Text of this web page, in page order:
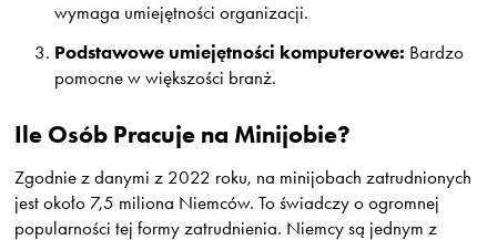
wymaga umiejętności organizacji.
Podstawowe umiejętności komputerowe: Bardzo
pomocne w większości branż.
Ile Osób Pracuje na Minijobie?
Zgodnie z danymi z 2022 roku, na minijobach zatrudnionych
jest około 7,5 miliona Niemców. To świadczy o ogromnej
popularności tej formy zatrudnienia. Niemcy są jednym z